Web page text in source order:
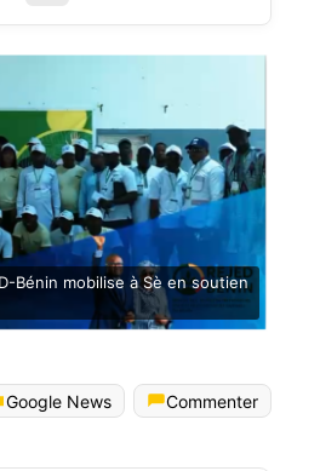
Bénin mobilise à Sè en soutien
Google News
Commenter